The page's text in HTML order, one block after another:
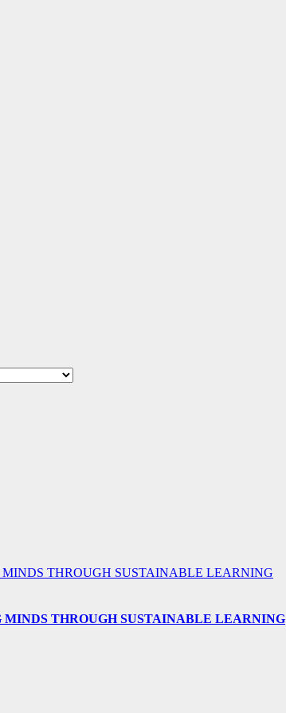
MINDS THROUGH SUSTAINABLE LEARNING